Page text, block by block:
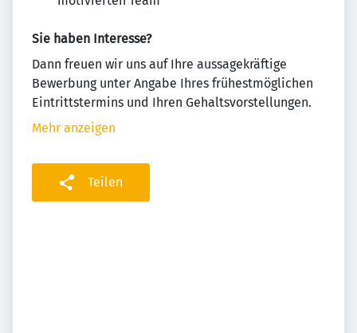
Sie haben Interesse?
Dann freuen wir uns auf Ihre aussagekräftige
Bewerbung unter Angabe Ihres frühestmöglichen
Eintrittstermins und Ihren Gehaltsvorstellungen.
Mehr anzeigen
Teilen